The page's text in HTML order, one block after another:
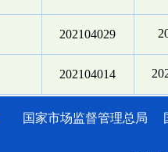
202104029
202104014
国家市场监督管理总局